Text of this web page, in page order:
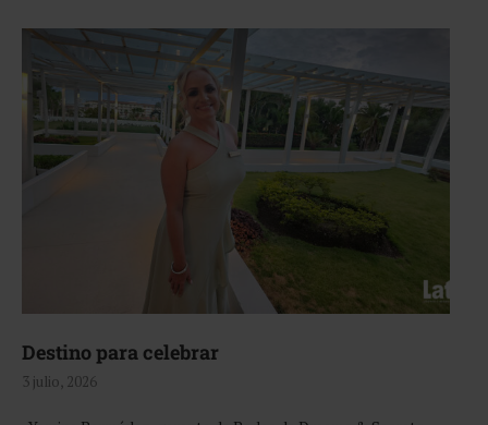
Destino para celebrar
3 julio, 2026